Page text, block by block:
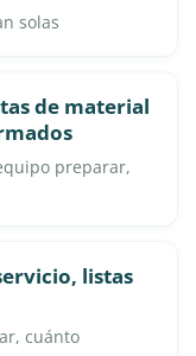
solas
de material
preparar,
listas
cuánto